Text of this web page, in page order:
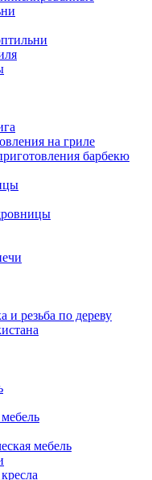
на гриле
барбекю
и резьба по дереву
мебель